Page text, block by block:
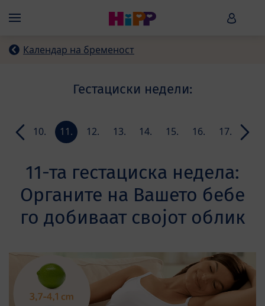
Menü HiPP
Календар на бременост
Гестациски недели:
9.
10.
11.
12.
13.
14.
15.
16.
17.
18.
11-та гестациска недела:
Органите на Вашето бебе
го добиваат својот облик